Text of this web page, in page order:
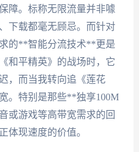
障。标称无限流量并非噱
下载都毫无顾忌。而针对
的**智能分流技术**更是
和平精英》的战场时，它
，而当我转向追《莲花
。特别是那些**独享100M
或游戏等高带宽需求的回
体现速度的价值。